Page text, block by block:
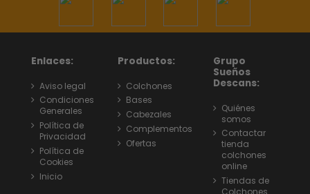
Enlaces:
Aviso legal
Condiciones
Generales
Política de
Privacidad
Política de
Cookies
Inicio
Productos:
Colchones
Bases
Cabezales
Complementos
Ofertas
Grupo
Sueños
Descans:
Quiénes
somos
Contactar
tienda
colchones
online
Tiendas de
Colchones